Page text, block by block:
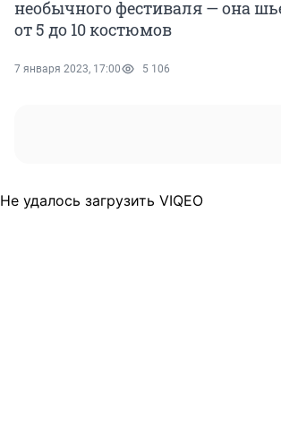
необычного фестиваля — она
от 5 до 10 костюмов
7 января 2023, 17:00 5 106
Не удалось загрузить VIQEO